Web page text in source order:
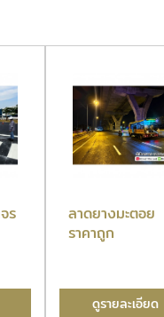
ร
ลาดยางมะตอย
ราคาถูก
ดูรายละเอียด